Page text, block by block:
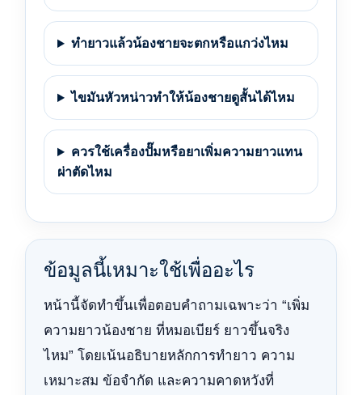
ทำยาวแล้วน้องชายจะตกหรือแกว่งไหม
ไขมันหัวหน่าวทำให้น้องชายดูสั้นได้ไหม
ควรใช้เครื่องปั๊มหรือยาเพิ่มความยาวแทน
ผ่าตัดไหม
ข้อมูลนี้เหมาะใช้เพื่ออะไร
หน้านี้จัดทำขึ้นเพื่อตอบคำถามเฉพาะว่า “เพิ่ม
ความยาวน้องชาย ที่หมอเบียร์ ยาวขึ้นจริง
ไหม” โดยเน้นอธิบายหลักการทำยาว ความ
เหมาะสม ข้อจำกัด และความคาดหวังที่